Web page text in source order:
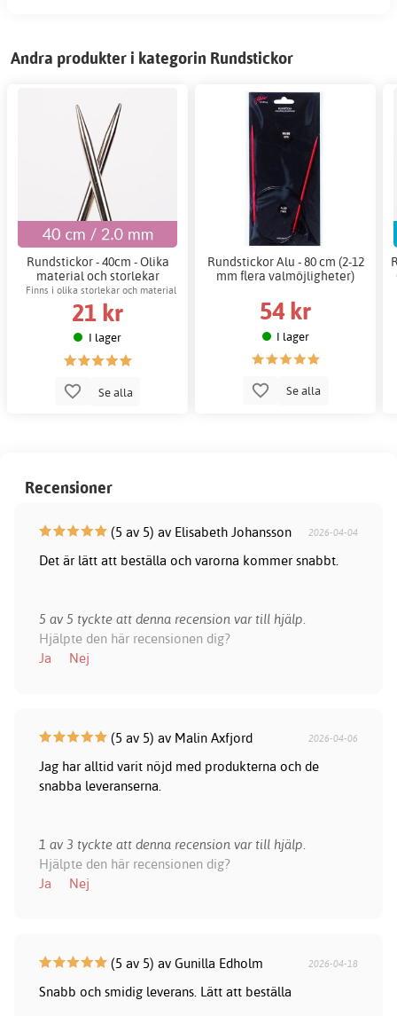
Andra produkter i kategorin Rundstickor
Rundstickor - 40cm - Olika
material och storlekar
Finns i olika storlekar och material
21 kr
I lager
Se alla
Rundstickor Alu - 80 cm (2-12
mm flera valmöjligheter)
54 kr
I lager
Se alla
Recensioner
(5 av 5) av Elisabeth Johansson 2026-04-04
Det är lätt att beställa och varorna kommer snabbt.
5 av 5 tyckte att denna recension var till hjälp.
Hjälpte den här recensionen dig?
Ja
Nej
(5 av 5) av Malin Axfjord 2026-04-06
Jag har alltid varit nöjd med produkterna och de
snabba leveranserna.
1 av 3 tyckte att denna recension var till hjälp.
Hjälpte den här recensionen dig?
Ja
Nej
(5 av 5) av Gunilla Edholm 2026-04-18
Snabb och smidig leverans. Lätt att beställa